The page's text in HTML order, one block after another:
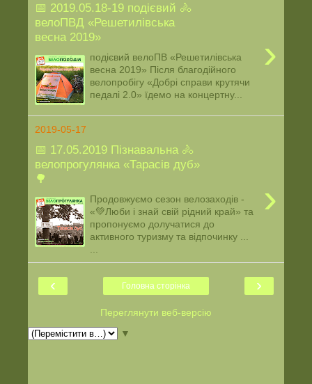
📅 2019.05.18-19 подієвий 🚴
велоПВД «Решетилівська
весна 2019»
›
подієвий велоПВ «Решетилівська
весна 2019» Після благодійного
велопробігу «Добрі справи крутячи
педалі 2.0» їдемо на концертну...
2019-05-17
📅 17.05.2019 Пізнавальна 🚴
велопрогулянка «Тарасів дуб»
🌳
›
Продовжуємо сезон велозаходів -
«💚Люби і знай свій рідний край» та
пропонуємо долучатися до
активного туризму та відпочинку ...
‹ ›
Головна сторінка
Переглянути веб-версію
▼